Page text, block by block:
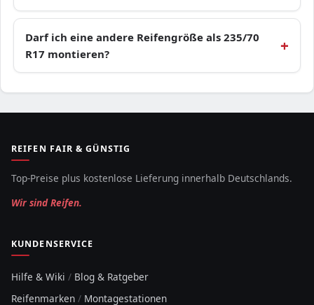
Darf ich eine andere Reifengröße als 235/70
R17 montieren?
REIFEN FAIR & GÜNSTIG
Top-Preise plus kostenlose Lieferung innerhalb Deutschlands.
Wir sind Reifen.
KUNDENSERVICE
Hilfe & Wiki / Blog & Ratgeber
Reifenmarken / Montagestationen